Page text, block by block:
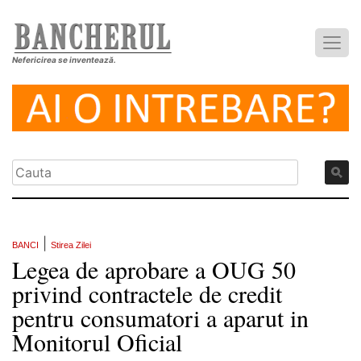
Nefericirea se inventează.
BANCI Stirea Zilei
Legea de aprobare a OUG 50
privind contractele de credit
pentru consumatori a aparut in
Monitorul Oficial